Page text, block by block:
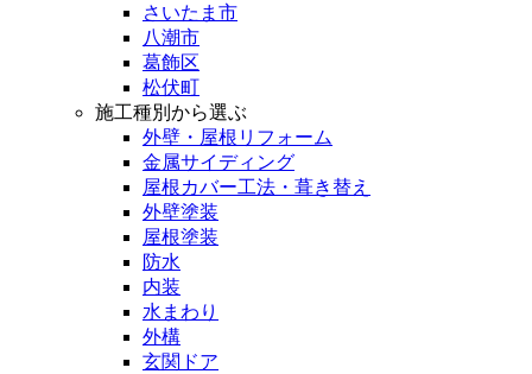
さいたま市
八潮市
葛飾区
松伏町
施工種別から選ぶ
外壁・屋根リフォーム
金属サイディング
屋根カバー工法・葺き替え
外壁塗装
屋根塗装
防水
内装
水まわり
外構
玄関ドア